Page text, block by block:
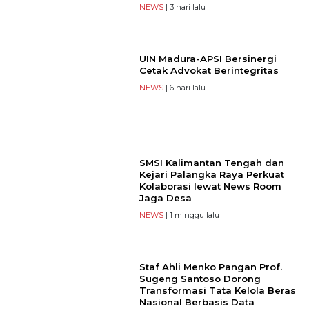
NEWS| 3 hari lalu
UIN Madura-APSI Bersinergi
Cetak Advokat Berintegritas
NEWS| 6 hari lalu
SMSI Kalimantan Tengah dan
Kejari Palangka Raya Perkuat
Kolaborasi lewat News Room
Jaga Desa
NEWS| 1 minggu lalu
Staf Ahli Menko Pangan Prof.
Sugeng Santoso Dorong
Transformasi Tata Kelola Beras
Nasional Berbasis Data